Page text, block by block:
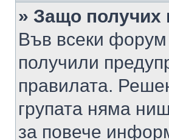
» Защо получих
Във всеки
получили
правилата.
групата няма
за повече